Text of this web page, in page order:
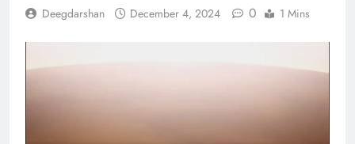
Deegdarshan December 4, 2024 0 1 Mins